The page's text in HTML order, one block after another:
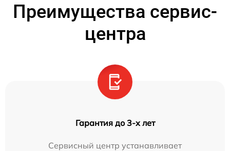
Преимущества сервис-
центра
Гарантия до 3-х лет
Сервисный центр устанавливает